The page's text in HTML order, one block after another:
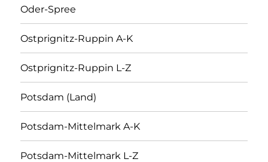
Oder-Spree
Ostprignitz-Ruppin A-K
Ostprignitz-Ruppin L-Z
Potsdam (Land)
Potsdam-Mittelmark A-K
Potsdam-Mittelmark L-Z